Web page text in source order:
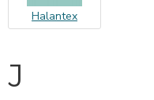
Halantex
J